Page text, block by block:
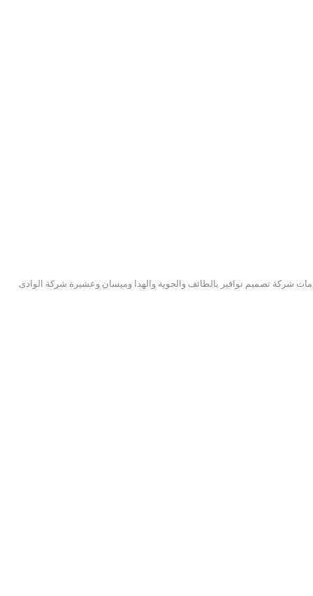
شركة تصميم نوافير بالطائف والحوية والهدا وميسان وعشيرة شركة الوادى